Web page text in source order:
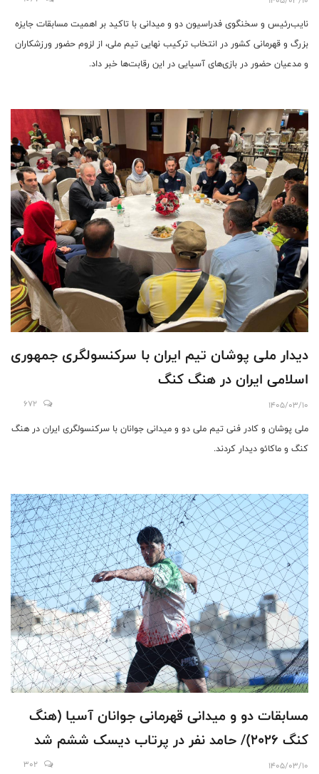
نایب‌رئیس و سخنگوی فدراسیون دو و میدانی با تاکید بر اهمیت مسابقات جایزه
بزرگ و قهرمانی کشور در انتخاب ترکیب نهایی تیم ملی، از لزوم حضور ورزشکاران
و مدعیان حضور در بازی‌های آسیایی در این رقابت‌ها خبر داد.
دیدار ملی پوشان تیم ایران با سرکنسولگری جمهوری
اسلامی ایران در هنگ کنگ
1405/03/10
672
ملی پوشان و کادر فنی تیم ملی دو و میدانی جوانان با سرکنسولگری ایران در هنگ
کنگ و ماکائو دیدار کردند.
مسابقات دو و میدانی قهرمانی جوانان آسیا (هنگ
کنگ 2026)/ حامد نفر در پرتاب دیسک ششم شد
1405/03/10
302